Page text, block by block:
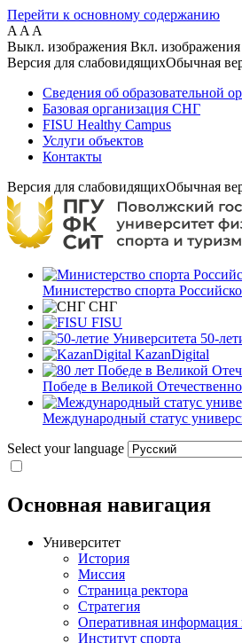
Перейти к основному содержанию
A A A
Выкл. изображения Вкл. изображения
Версия для слабовидящихОбычная
Сведения об образовательной
Базовая организация СНГ
FISU Healthy Campus
Услуги объектов
Контакты
Версия для слабовидящихОбычная
Министерство спорта
СНГ
FISU
50-
KazanDigital
Победе в Великой
Международный статус
Select your language
Основная навигация
Университет
История
Миссия
Страница ректора
Стратегия
Оперативная
Институт спорта